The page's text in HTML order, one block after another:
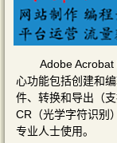
Adobe
心功能包括创建和
件、转换和导出（
CR（光学字符识别
专业人士使用。